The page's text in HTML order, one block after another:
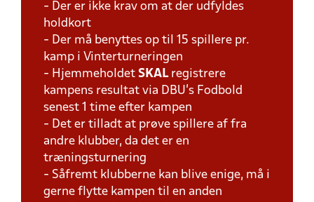
- Der er ikke krav om at der udfyldes
holdkort
- Der må benyttes op til 15 spillere pr.
kamp i Vinterturneringen
- Hjemmeholdet SKAL registrere
kampens resultat via DBU's Fodbold
senest 1 time efter kampen
- Det er tilladt at prøve spillere af fra
andre klubber, da det er en
træningsturnering
- Såfremt klubberne kan blive enige, må i
gerne flytte kampen til en anden